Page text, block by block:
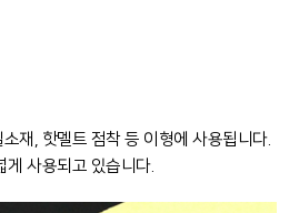
재, 핫멜트 점착 등 이형에 사용됩니다.
사용되고 있습니다.